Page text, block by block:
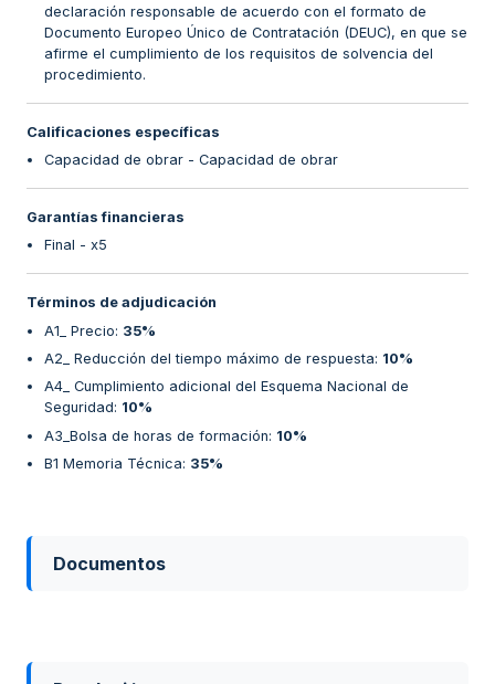
declaración responsable de acuerdo con el formato de
Documento Europeo Único de Contratación (DEUC), en que se
afirme el cumplimiento de los requisitos de solvencia del
procedimiento.
Calificaciones específicas
Capacidad de obrar - Capacidad de obrar
Garantías financieras
Final - x5
Términos de adjudicación
A1_ Precio: 35%
A2_ Reducción del tiempo máximo de respuesta: 10%
A4_ Cumplimiento adicional del Esquema Nacional de
Seguridad: 10%
A3_Bolsa de horas de formación: 10%
B1 Memoria Técnica: 35%
Documentos